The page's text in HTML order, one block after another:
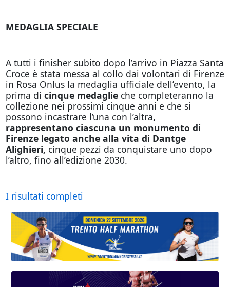
MEDAGLIA SPECIALE
A tutti i finisher subito dopo l’arrivo in Piazza Santa
Croce è stata messa al collo dai volontari di Firenze
in Rosa Onlus la medaglia ufficiale dell’evento, la
prima di cinque medaglie che completeranno la
collezione nei prossimi cinque anni e che si
possono incastrare l’una con l’altra,
rappresentano ciascuna un monumento di
Firenze legato anche alla vita di Dantge
Alighieri, cinque pezzi da conquistare uno dopo
l’altro, fino all’edizione 2030.
I risultati completi